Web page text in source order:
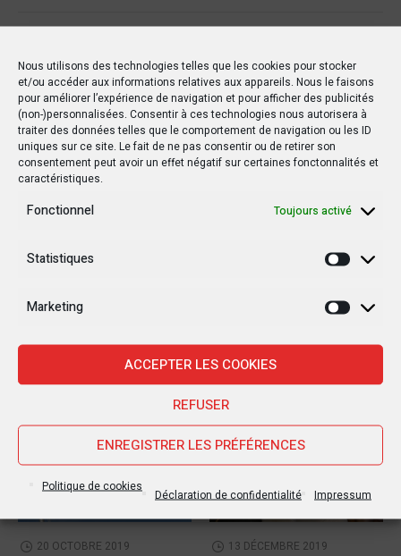
Nous utilisons des technologies telles que les cookies pour stocker
et/ou accéder aux informations relatives aux appareils. Nous le faisons
pour améliorer l’expérience de navigation et pour afficher des publicités
(non-)personnalisées. Consentir à ces technologies nous autorisera à
traiter des données telles que le comportement de navigation ou les ID
uniques sur ce site. Le fait de ne pas consentir ou de retirer son
consentement peut avoir un effet négatif sur certaines fonctonnalités et
caractéristiques.
Fonctionnel Toujours activé
Statistiques
Marketing
ACCEPTER LES COOKIES
REFUSER
ENREGISTRER LES PRÉFÉRENCES
Politique de cookies
Déclaration de confidentialité Impressum
PRÉCÉDENT POSTE
Sud-Kivu : début du procès de Donat Kwenga
Omari, chef de milice inculpé pour crimes
contre l'humanité
locaux à l'honneur pour la 3è édition du
Festiras
Autres postes
POLITIQUE
20 OCTOBRE 2019
CULTURE
13 DÉCEMBRE 2019